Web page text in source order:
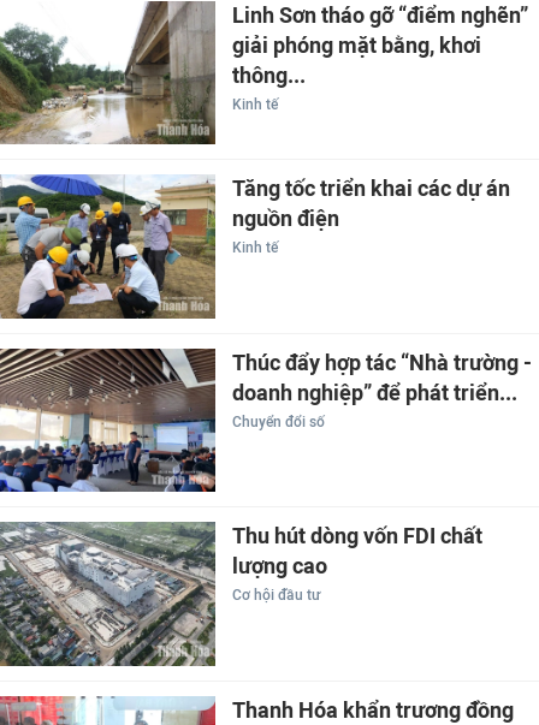
Linh Sơn tháo gỡ “điểm nghẽn”
giải phóng mặt bằng, khơi
thông...
Kinh tế
Tăng tốc triển khai các dự án
nguồn điện
Kinh tế
Thúc đẩy hợp tác “Nhà trường -
doanh nghiệp” để phát triển...
Chuyển đổi số
Thu hút dòng vốn FDI chất
lượng cao
Cơ hội đầu tư
Thanh Hóa khẩn trương đồng